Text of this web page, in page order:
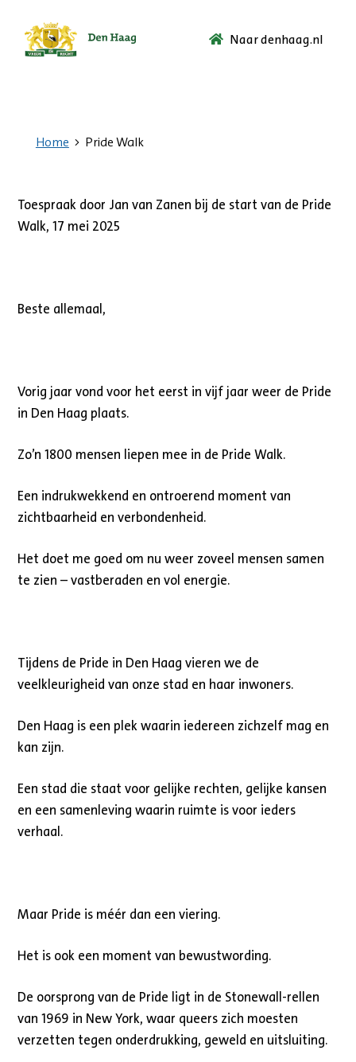
Ga
Naar denhaag.nl
Home Pride Walk
Toespraak door Jan van Zanen bij de start van de Pride
Walk, 17 mei 2025
Beste allemaal,
Vorig jaar vond voor het eerst in vijf jaar weer de Pride
in Den Haag plaats.
Zo’n 1800 mensen liepen mee in de Pride Walk.
Een indrukwekkend en ontroerend moment van
zichtbaarheid en verbondenheid.
Het doet me goed om nu weer zoveel mensen samen
te zien – vastberaden en vol energie.
Tijdens de Pride in Den Haag vieren we de
veelkleurigheid van onze stad en haar inwoners.
Den Haag is een plek waarin iedereen zichzelf mag en
kan zijn.
Een stad die staat voor gelijke rechten, gelijke kansen
en een samenleving waarin ruimte is voor ieders
verhaal.
Maar Pride is méér dan een viering.
Het is ook een moment van bewustwording.
De oorsprong van de Pride ligt in de Stonewall-rellen
van 1969 in New York, waar queers zich moesten
verzetten tegen onderdrukking, geweld en uitsluiting.